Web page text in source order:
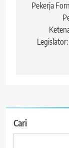
Pekerja
Cari